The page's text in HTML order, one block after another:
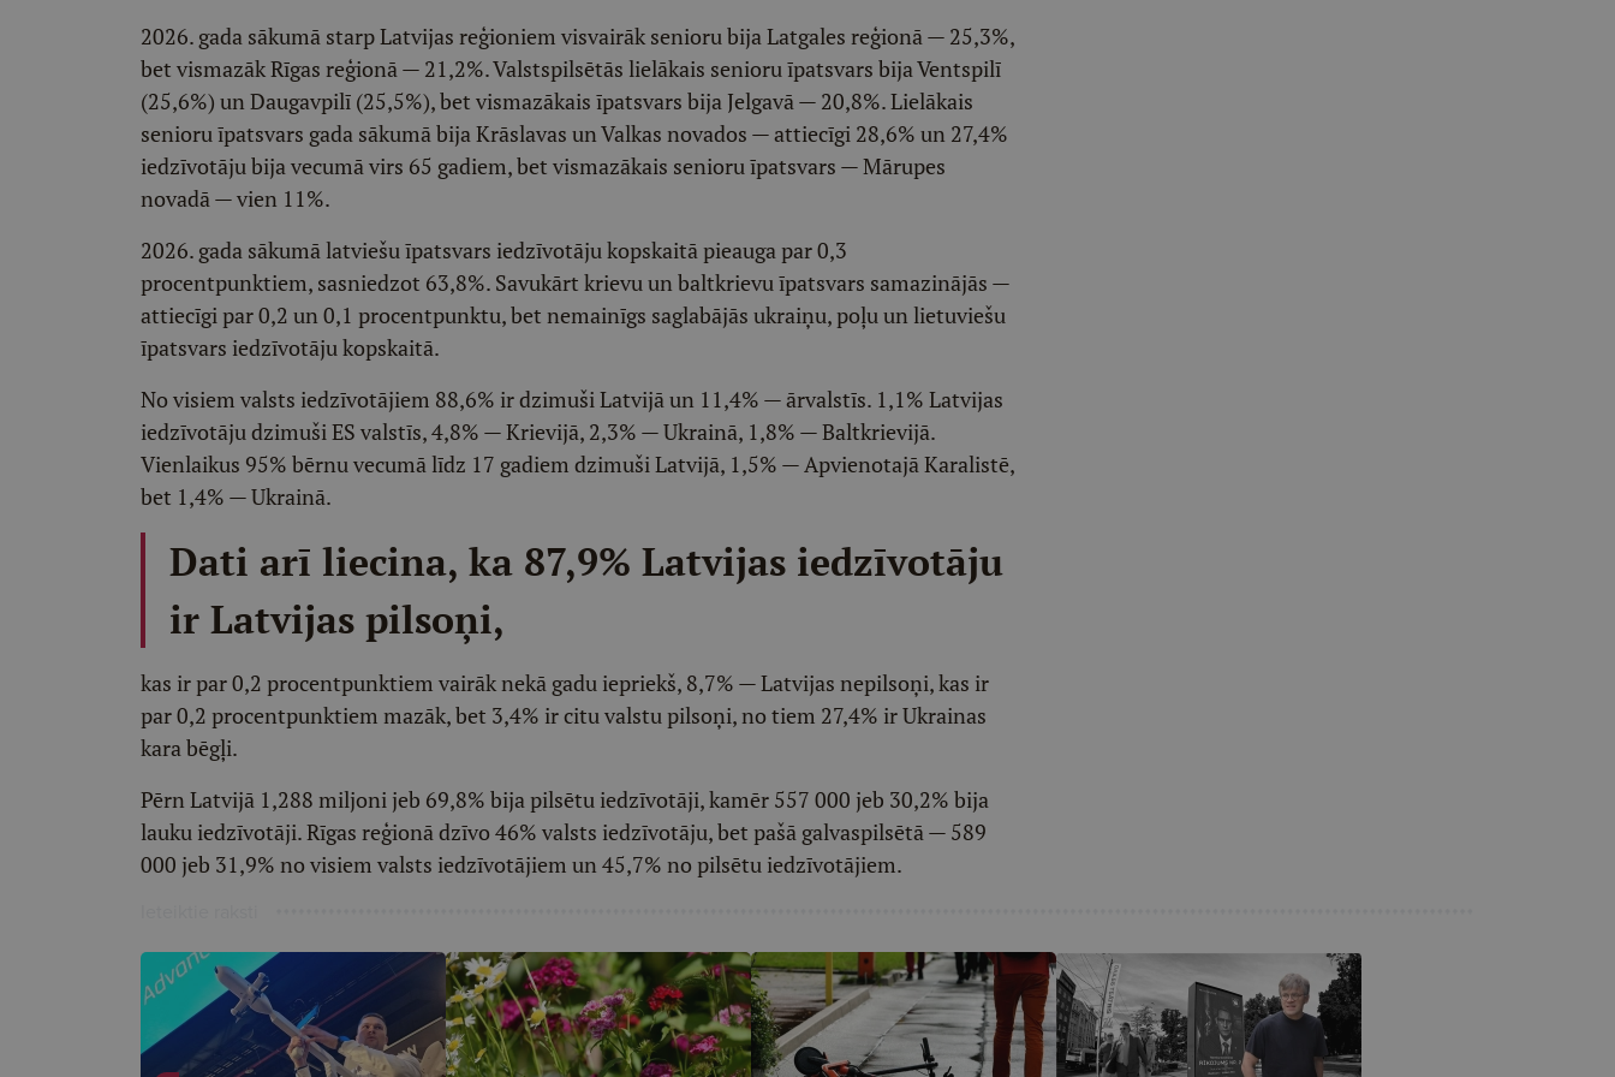
2026. gada sākumā starp Latvijas reģioniem visvairāk senioru bija Latgales reģionā — 25,3%,
bet vismazāk Rīgas reģionā — 21,2%. Valstspilsētās lielākais senioru īpatsvars bija Ventspilī
(25,6%) un Daugavpilī (25,5%), bet vismazākais īpatsvars bija Jelgavā — 20,8%. Lielākais
senioru īpatsvars gada sākumā bija Krāslavas un Valkas novados — attiecīgi 28,6% un 27,4%
iedzīvotāju bija vecumā virs 65 gadiem, bet vismazākais senioru īpatsvars — Mārupes
novadā — vien 11%.
2026. gada sākumā latviešu īpatsvars iedzīvotāju kopskaitā pieauga par 0,3
procentpunktiem, sasniedzot 63,8%. Savukārt krievu un baltkrievu īpatsvars samazinājās —
attiecīgi par 0,2 un 0,1 procentpunktu, bet nemainīgs saglabājās ukraiņu, poļu un lietuviešu
īpatsvars iedzīvotāju kopskaitā.
No visiem valsts iedzīvotājiem 88,6% ir dzimuši Latvijā un 11,4% — ārvalstīs. 1,1% Latvijas
iedzīvotāju dzimuši ES valstīs, 4,8% — Krievijā, 2,3% — Ukrainā, 1,8% — Baltkrievijā.
Vienlaikus 95% bērnu vecumā līdz 17 gadiem dzimuši Latvijā, 1,5% — Apvienotajā Karalistē,
bet 1,4% — Ukrainā.
Dati arī liecina, ka 87,9% Latvijas iedzīvotāju
ir Latvijas pilsoņi,
kas ir par 0,2 procentpunktiem vairāk nekā gadu iepriekš, 8,7% — Latvijas nepilsoņi, kas ir
par 0,2 procentpunktiem mazāk, bet 3,4% ir citu valstu pilsoņi, no tiem 27,4% ir Ukrainas
kara bēgļi.
Pērn Latvijā 1,288 miljoni jeb 69,8% bija pilsētu iedzīvotāji, kamēr 557 000 jeb 30,2% bija
lauku iedzīvotāji. Rīgas reģionā dzīvo 46% valsts iedzīvotāju, bet pašā galvaspilsētā — 589
000 jeb 31,9% no visiem valsts iedzīvotājiem un 45,7% no pilsētu iedzīvotājiem.